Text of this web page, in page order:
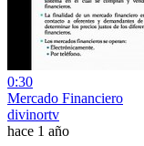
0:30
Mercado Financiero
divinortv
hace 1 año